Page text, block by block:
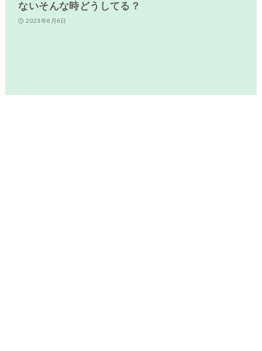
ないそんな時どうしてる？
2023年6月6日